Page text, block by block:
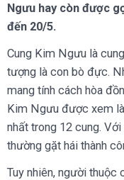
Ngưu hay còn được
đến 20/5.
Cung Kim Ngưu là
tượng là con bò đực.
mang tính cách hòa
Kim Ngưu được xem
nhất trong 12 cung.
thường gặt hái thành
Tuy nhiên, người thuộc